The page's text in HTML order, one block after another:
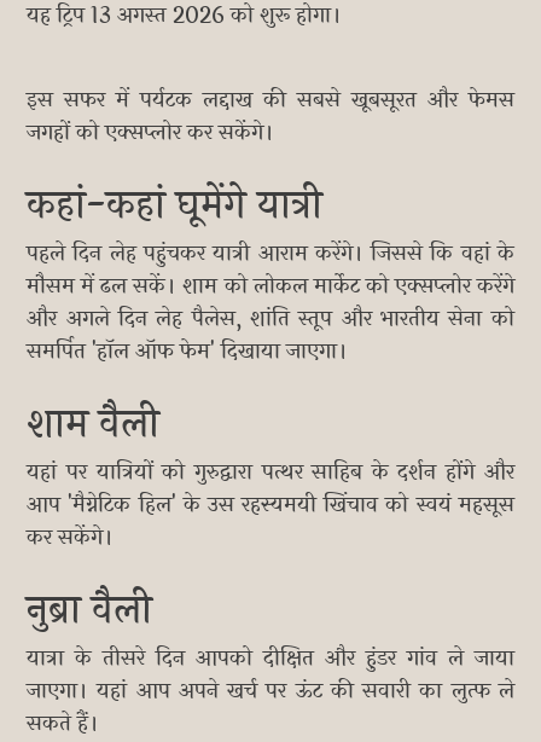
यह ट्रिप 13 अगस्त 2026 को शुरू होगा।
इस सफर में पर्यटक लद्दाख की सबसे खूबसूरत और फेमस
जगहों को एक्सप्लोर कर सकेंगे।
कहां-कहां घूमेंगे यात्री
पहले दिन लेह पहुंचकर यात्री आराम करेंगे। जिससे कि वहां के
मौसम में ढल सकें। शाम को लोकल मार्केट को एक्सप्लोर करेंगे
और अगले दिन लेह पैलेस, शांति स्तूप और भारतीय सेना को
समर्पित 'हॉल ऑफ फेम' दिखाया जाएगा।
शाम वैली
यहां पर यात्रियों को गुरुद्वारा पत्थर साहिब के दर्शन होंगे और
आप 'मैग्नेटिक हिल' के उस रहस्यमयी खिंचाव को स्वयं महसूस
कर सकेंगे।
नुब्रा वैली
यात्रा के तीसरे दिन आपको दीक्षित और हुंडर गांव ले जाया
जाएगा। यहां आप अपने खर्च पर ऊंट की सवारी का लुत्फ ले
सकते हैं।